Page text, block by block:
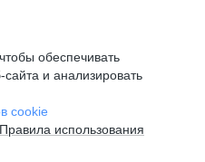
обеспечивать
и анализировать
cookie
Правила использования